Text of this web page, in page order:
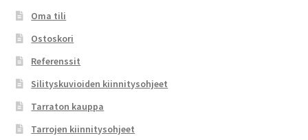
Oma tili
Ostoskori
Referenssit
Silityskuvioiden kiinnitysohjeet
Tarraton kauppa
Tarrojen kiinnitysohjeet